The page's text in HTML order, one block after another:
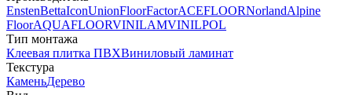
EnstenBettaIconUnionFloorFactorACEFLOORNorlandAlpine
FloorAQUAFLOORVINILAMVINILPOL
Тип монтажа
Клеевая плитка ПВХВиниловый ламинат
Текстура
КаменьДерево